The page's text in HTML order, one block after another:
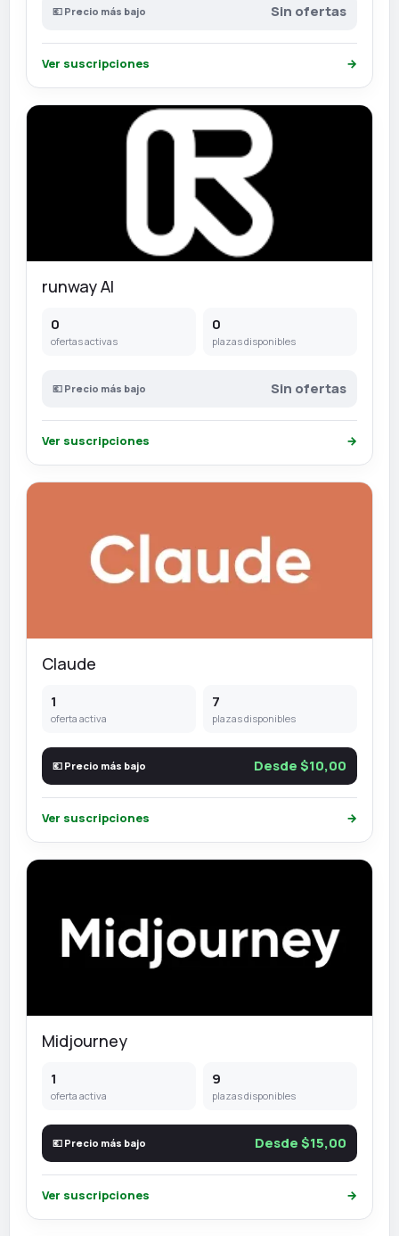
💶 Precio más bajo Sin ofertas
Ver suscripciones →
runway AI
0
ofertas activas
0
plazas disponibles
💶 Precio más bajo Sin ofertas
Ver suscripciones →
Claude
1
oferta activa
7
plazas disponibles
💶 Precio más bajo Desde $10,00
Ver suscripciones →
Midjourney
1
oferta activa
9
plazas disponibles
💶 Precio más bajo Desde $15,00
Ver suscripciones →